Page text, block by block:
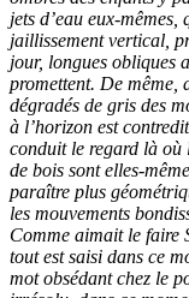
jets d’eau eux-mêmes,
jaillissement vertical,
jour, longues obliques
promettent. De même,
dégradés de gris des
à l’horizon est
conduit le regard là où
de bois sont elles-
paraître plus
les mouvements
Comme aimait le faire
tout est saisi dans ce
mot obsédant chez le